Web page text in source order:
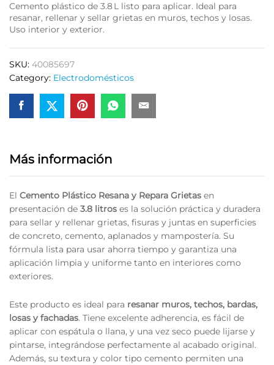
Cemento plástico de 3.8 L listo para aplicar. Ideal para
resanar, rellenar y sellar grietas en muros, techos y losas.
Uso interior y exterior.
SKU: 40085697
Category: Electrodomésticos
Más información
El Cemento Plástico Resana y Repara Grietas en
presentación de 3.8 litros es la solución práctica y duradera
para sellar y rellenar grietas, fisuras y juntas en superficies
de concreto, cemento, aplanados y mampostería. Su
fórmula lista para usar ahorra tiempo y garantiza una
aplicación limpia y uniforme tanto en interiores como
exteriores.
Este producto es ideal para resanar muros, techos, bardas,
losas y fachadas. Tiene excelente adherencia, es fácil de
aplicar con espátula o llana, y una vez seco puede lijarse y
pintarse, integrándose perfectamente al acabado original.
Además, su textura y color tipo cemento permiten una